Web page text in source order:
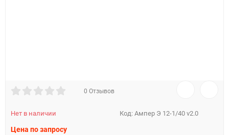
0 Отзывов
Код: Ампер Э 12-1/40 v2.0
Нет в наличии
Цена по запросу